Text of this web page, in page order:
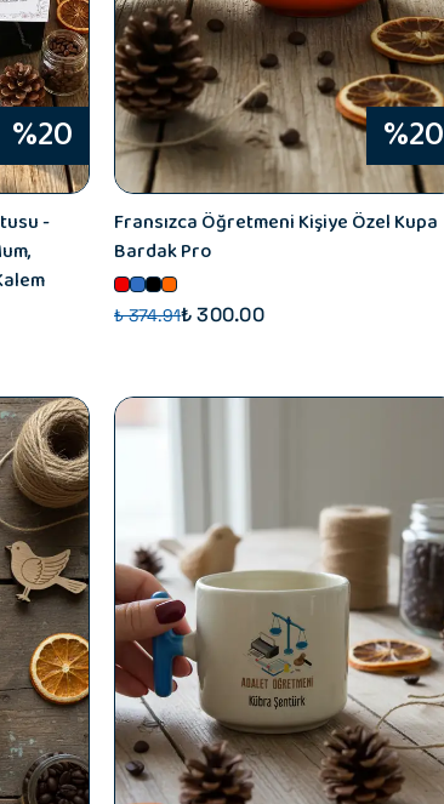
%20
-
%20
Fransızca Öğretmeni Kişiye Özel Kupa
Bardak Pro
₺ 374.91₺ 300.00